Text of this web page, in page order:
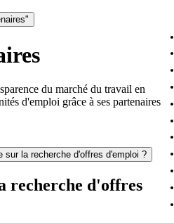
du marché du travail en
d'emploi grâce à ses partenaires
sur la recherche d'offres d'emploi ?
recherche d'offres